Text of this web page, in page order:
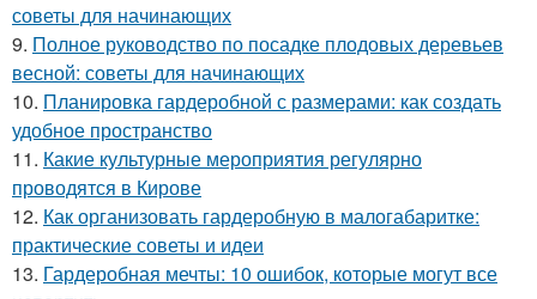
советы для начинающих
9. Полное руководство по посадке плодовых деревьев
весной: советы для начинающих
10. Планировка гардеробной с размерами: как создать
удобное пространство
11. Какие культурные мероприятия регулярно
проводятся в Кирове
12. Как организовать гардеробную в малогабаритке:
практические советы и идеи
13. Гардеробная мечты: 10 ошибок, которые могут все